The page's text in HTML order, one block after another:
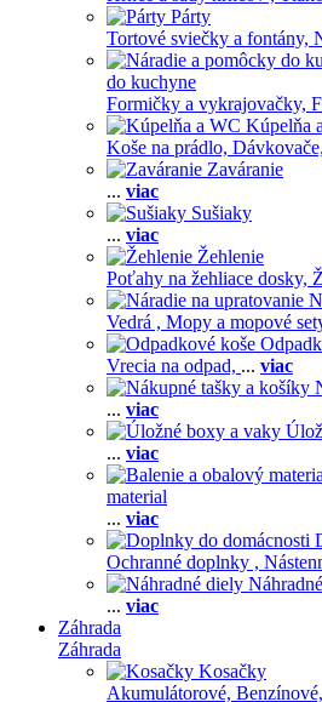
Párty
Tortové sviečky a fontány,
do kuchyne
Formičky a vykrajovačky,
Kúpelňa
Koše na prádlo, Dávkovače,
Zaváranie
... viac
Sušiaky
... viac
Žehlenie
Poťahy na žehliace dosky,
Vedrá , Mopy a mopové
Vrecia na odpad, ... viac
... viac
... viac
material
... viac
Ochranné doplnky ,
... viac
Záhrada
Záhrada
Kosačky
Akumulátorové, Benzínové,